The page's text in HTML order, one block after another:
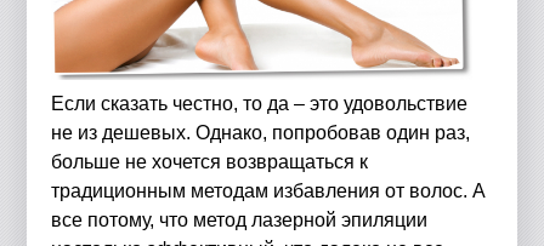
Если сказать честно, то да – это удовольствие
не из дешевых. Однако, попробовав один раз,
больше не хочется возвращаться к
традиционным методам избавления от волос. А
все потому, что метод лазерной эпиляции